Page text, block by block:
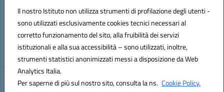
Il nostro Istituto non utilizza strumenti di profilazione degli utenti -
sono utilizzati esclusivamente cookies tecnici necessari al
corretto funzionamento del sito, alla fruibilità dei servizi
istituzionali e alla sua accessibilità – sono utilizzati, inoltre,
strumenti statistici anonimizzati messi a disposizione da Web
Analytics Italia.
Per saperne di più sul nostro sito, consulta la ns. Cookie Policy.
Codice fiscale: 93063510619
Codice meccanografico:CEIS014005
Codice Indice delle Pubbliche Amministrazioni (IPA): istsc_ceis014005
Codice unico di fatturazione (CUF): UOU8EW
Hosting & Powered by 3D Solution S.r.l.